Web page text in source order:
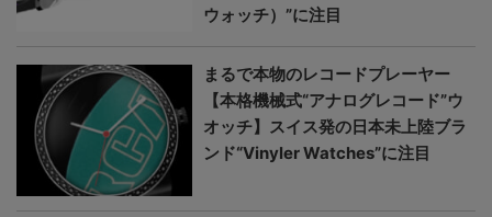
ウォッチ）”に注目
まるで本物のレコードプレーヤー
【本格機械式“アナログレコード”ウ
オッチ】スイス発の日本未上陸ブラ
ンド“Vinyler Watches”に注目